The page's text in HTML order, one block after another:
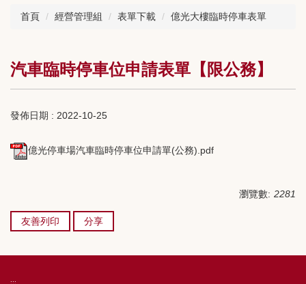
首頁 經營管理組 表單下載 億光大樓臨時停車表單
汽車臨時停車位申請表單【限公務】
發佈日期 : 2022-10-25
億光停車場汽車臨時停車位申請單(公務).pdf
瀏覽數: 2281
友善列印 分享
:::